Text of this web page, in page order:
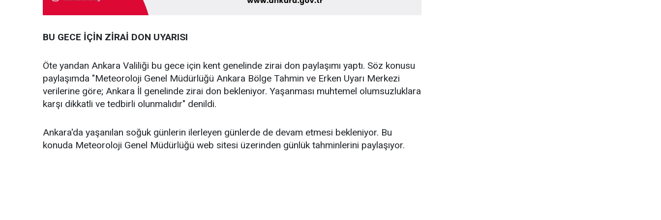
BU GECE İÇİN ZİRAİ DON UYARISI
Öte yandan Ankara Valiliği bu gece için kent genelinde zirai don paylaşımı yaptı. Söz konusu
paylaşımda "Meteoroloji Genel Müdürlüğü Ankara Bölge Tahmin ve Erken Uyarı Merkezi
verilerine göre; Ankara İl genelinde zirai don bekleniyor. Yaşanması muhtemel olumsuzluklara
karşı dikkatli ve tedbirli olunmalıdır" denildi.
Ankara'da yaşanılan soğuk günlerin ilerleyen günlerde de devam etmesi bekleniyor. Bu
konuda Meteoroloji Genel Müdürlüğü web sitesi üzerinden günlük tahminlerini paylaşıyor.